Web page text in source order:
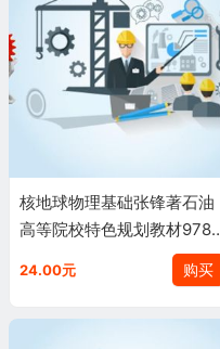
核地球物理基础张锋著石油
高等院校特色规划教材9787
24.00元 购买